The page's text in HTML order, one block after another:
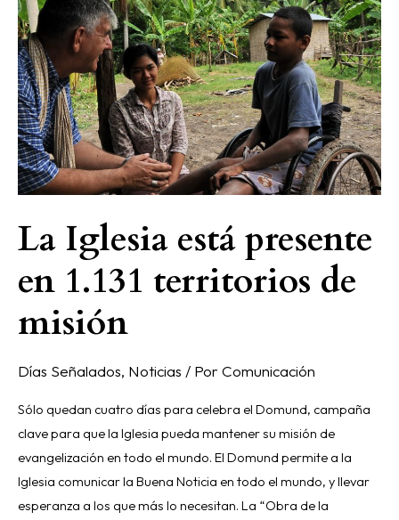
La Iglesia está presente
en 1.131 territorios de
misión
Días Señalados, Noticias / Por Comunicación
Sólo quedan cuatro días para celebra el Domund, campaña
clave para que la Iglesia pueda mantener su misión de
evangelización en todo el mundo. El Domund permite a la
Iglesia comunicar la Buena Noticia en todo el mundo, y llevar
esperanza a los que más lo necesitan. La “Obra de la
está
presente
en
1.131
territorios
de
misión